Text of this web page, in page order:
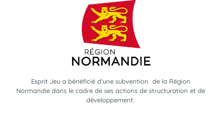
Esprit Jeu a bénéficié d'une subvention de la Région
Normandie dans le cadre de ses actions de structuration et de
développement.